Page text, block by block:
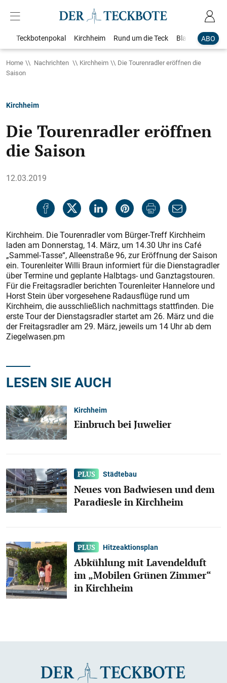
ABO
Teckbotenpokal Kirchheim Rund um die Teck Blaulicht
Home Nachrichten Kirchheim
Die Tourenradler eröffnen die
Saison
Kirchheim
Die Tourenradler eröffnen
die Saison
12.03.2019
Kirchheim. Die Tourenradler vom Bürger-Treff Kirchheim
laden am Donnerstag, 14. März, um 14.30 Uhr ins Café
„Sammel-Tasse“, Alleenstraße 96, zur Eröffnung der Saison
ein. Tourenleiter Willi Braun informiert für die Dienstagradler
über Termine und geplante Halbtags- und Ganztagstouren.
Für die Freitagsradler berichten Tourenleiter Hannelore und
Horst Stein über vorgesehene Radausflüge rund um
Kirchheim, die ausschließlich nachmittags stattfinden. Die
erste Tour der Dienstagsradler startet am 26. März und die
der Freitagsradler am 29. März, jeweils um 14 Uhr ab dem
Ziegelwasen.pm
LESEN SIE AUCH
Kirchheim
Einbruch bei Juwelier
Städtebau
Neues von Badwiesen und dem
Paradiesle in Kirchheim
Hitzeaktionsplan
Abkühlung mit Lavendelduft
im „Mobilen Grünen Zimmer“
in Kirchheim